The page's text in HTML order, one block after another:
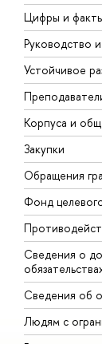
Цифры и
Руководство
Устойчивое
Корпуса и
Закупки
Обращения
Фонд
Сведения о
Сведения об
Людям с